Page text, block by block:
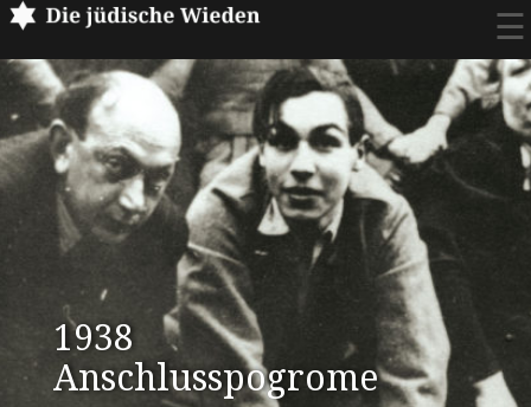
☰
1938
Anschluss­pogrome